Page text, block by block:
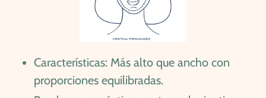
Características: Más alto que ancho con
proporciones equilibradas.